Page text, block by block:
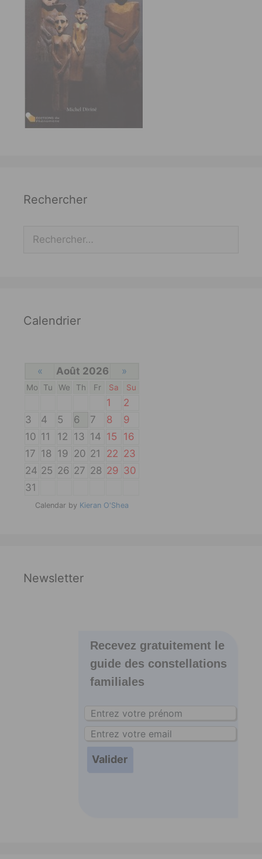
Rechercher
Calendrier
« Août 2026 »
Mo Tu We Th Fr Sa Su
1
2
3
4 5 6 7 8
9
10 11 12 13 14 15
16
17 18 19 20 21 22 23
24 25 26 27 28 29 30
31
Calendar by Kieran O'Shea
Newsletter
Recevez gratuitement le
guide des constellations
familiales